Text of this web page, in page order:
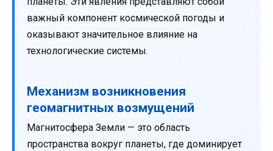
важный компонент космической погоды и
оказывают значительное влияние на
технологические системы.
Механизм возникновения
геомагнитных возмущений
Магнитосфера Земли — это область
пространства вокруг планеты, где доминирует